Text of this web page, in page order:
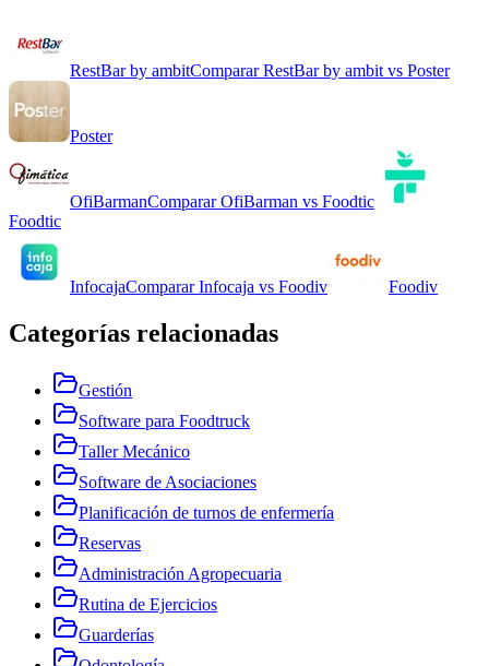
RestBar by ambitComparar RestBar by ambitvs Poster
Poster
OfiBarmanComparar OfiBarman vs Foodtic
Foodtic
InfocajaComparar Infocaja vs Foodiv Foodiv
Categorías relacionadas
Gestión
Software para Foodtruck
Taller Mecánico
Software de Asociaciones
Planificación de turnos de enfermería
Reservas
Administración Agropecuaria
Rutina de Ejercicios
Guarderías